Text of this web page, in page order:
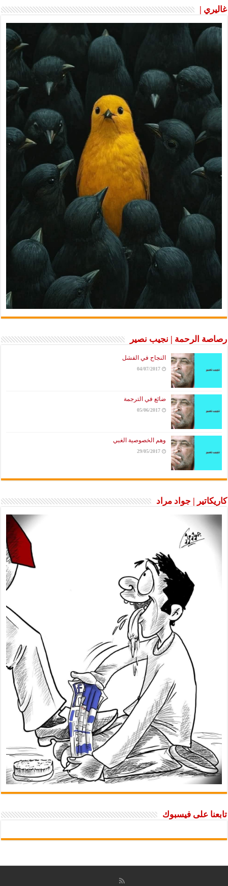
غاليري |
رصاصة الرحمة | نجيب نصير
النجاح في الفشل
04/07/2017
ضائع في الترجمة
05/06/2017
وهم الخصوصية الغبي
29/05/2017
كاريكاتير | جواد مراد
تابعنا على فيسبوك